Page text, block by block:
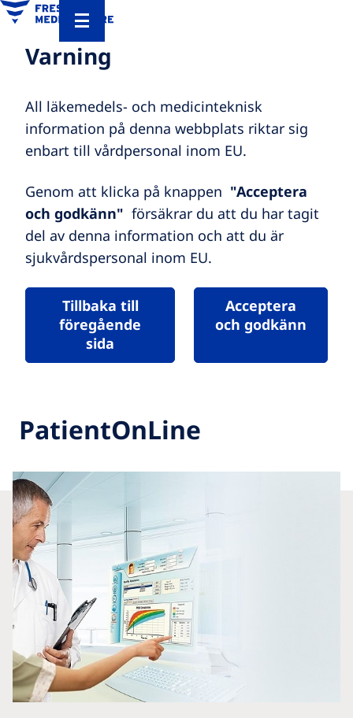
Varning
All läkemedels- och medicinteknisk
information på denna webbplats riktar sig
enbart till vårdpersonal inom EU.
Genom att klicka på knappen "Acceptera
och godkänn" försäkrar du att du har tagit
del av denna information och att du är
sjukvårdspersonal inom EU.
Tillbaka till
föregående
sida
Acceptera
och godkänn
PatientOnLine